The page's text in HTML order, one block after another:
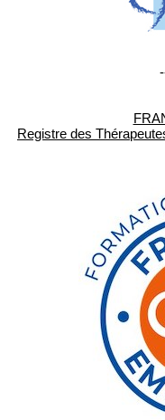
Registre des